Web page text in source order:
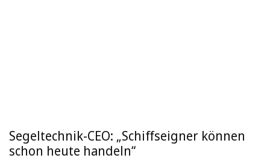
Segeltechnik-CEO: „Schiffseigner können
schon heute handeln“